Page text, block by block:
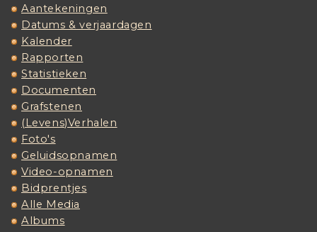
Aantekeningen
Datums & verjaardagen
Kalender
Rapporten
Statistieken
Documenten
Grafstenen
(Levens)Verhalen
Foto's
Geluidsopnamen
Video-opnamen
Bidprentjes
Alle Media
Albums